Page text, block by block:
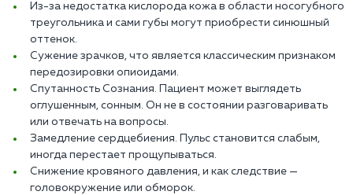
Из-за недостатка кислорода кожа в области носогубного
треугольника и сами губы могут приобрести синюшный
оттенок.
Сужение зрачков, что является классическим признаком
передозировки опиоидами.
Спутанность Сознания. Пациент может выглядеть
оглушенным, сонным. Он не в состоянии разговаривать
или отвечать на вопросы.
Замедление сердцебиения. Пульс становится слабым,
иногда перестает прощупываться.
Снижение кровяного давления, и как следствие —
головокружение или обморок.